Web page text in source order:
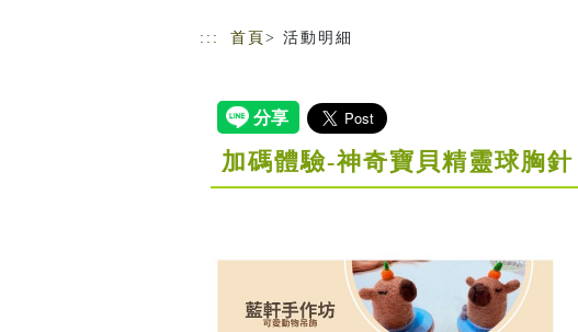
::: 首頁 > 活動明細
加碼體驗-神奇寶貝精靈球胸針